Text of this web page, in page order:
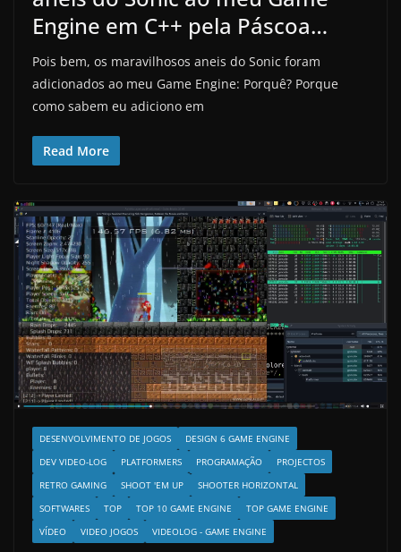
Engine em C++ pela Páscoa…
Pois bem, os maravilhosos aneis do Sonic foram
adicionados ao meu Game Engine: Porquê? Porque
como sabem eu adiciono em
Read More
DESENVOLVIMENTO DE JOGOS
DESIGN 6 GAME ENGINE
DEV VIDEO-LOG
PLATFORMERS PROGRAMAÇÃO
PROJECTOS
RETRO GAMING
SHOOT 'EM UP
SHOOTER HORIZONTAL
SOFTWARES
TOP TOP 10 GAME ENGINE
TOP GAME ENGINE
VÍDEO
VIDEO JOGOS VIDEOLOG - GAME ENGINE